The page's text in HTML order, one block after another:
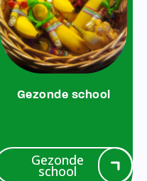
Gezonde school
Gezonde
school